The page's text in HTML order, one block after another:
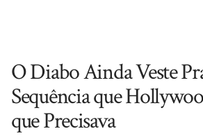
O Diabo Ainda Veste
Sequência que
que Precisava